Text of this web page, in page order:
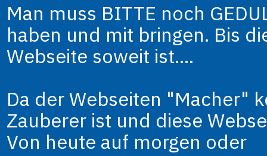
Man muss BITTE noch
haben und mit bringen. Bis
Webseite soweit ist....
Da der Webseiten "Macher"
Zauberer ist und diese
Von heute auf morgen oder